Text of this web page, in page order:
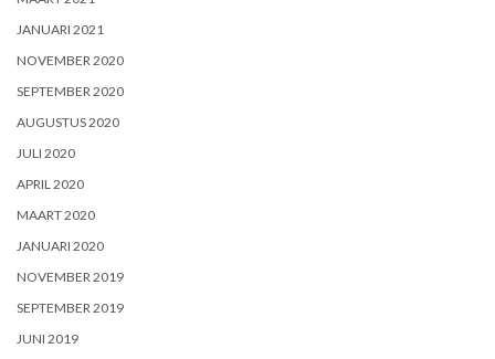
JANUARI 2021
NOVEMBER 2020
SEPTEMBER 2020
AUGUSTUS 2020
JULI 2020
APRIL 2020
MAART 2020
JANUARI 2020
NOVEMBER 2019
SEPTEMBER 2019
JUNI 2019